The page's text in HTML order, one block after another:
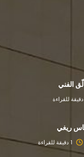
الفني
ريغي
1 دقيقة للقراءة